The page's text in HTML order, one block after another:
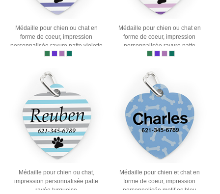
Médaille pour chien ou chat en
forme de coeur, impression
personnalisée rayure patte violette
Médaille pour chien ou chat en
forme de coeur, impression
personnalisée rayure patte
lavande
Médaille pour chien ou chat,
impression personnalisée patte
rayée turquoise
Médaille pour chien et chat en
forme de coeur, impression
personnalisée motif os bleu